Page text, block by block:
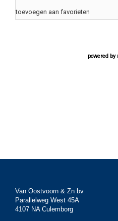
toevoegen aan favorieten
powered by
Van Oostvoorn & Zn bv
Parallelweg West 45A
4107 NA Culemborg